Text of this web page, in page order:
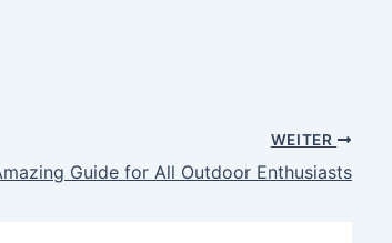
WEITER
Guide for All Outdoor Enthusiasts